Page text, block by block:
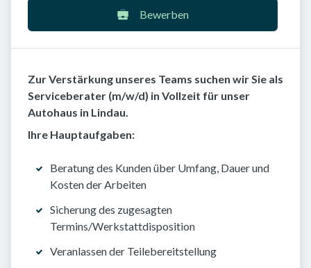
Bewerben
Zur Verstärkung unseres Teams suchen wir Sie als
Serviceberater (m/w/d) in Vollzeit für unser
Autohaus in Lindau.
Ihre Hauptaufgaben:
Beratung des Kunden über Umfang, Dauer und
Kosten der Arbeiten
Sicherung des zugesagten
Termins/Werkstattdisposition
Veranlassen der Teilebereitstellung